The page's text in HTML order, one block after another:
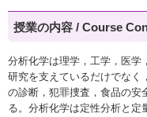
授業の内容 / Course
分析化学は理学，工学，医学
研究を支えているだけでなく
の診断，犯罪捜査，食品の安
る。分析化学は定性分析と定